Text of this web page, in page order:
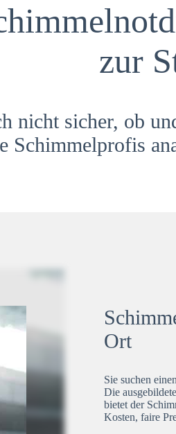
zur
nicht sicher, ob
Schimmelprofis
Ort
Sie suchen
Die
bietet der
Kosten, faire